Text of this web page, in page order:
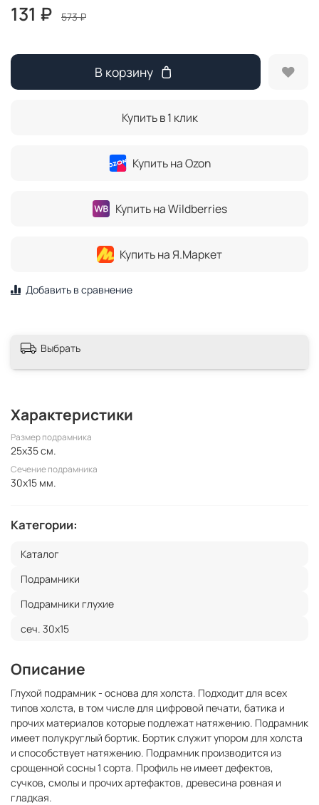
131 ₽ 573 ₽
В корзину
Купить в 1 клик
Купить на Ozon
Купить на Wildberries
Купить на Я.Маркет
Добавить в сравнение
Выбрать
Характеристики
Размер подрамника
25x35 см.
Сечение подрамника
30x15 мм.
Категории:
Каталог
Подрамники
Подрамники глухие
сеч. 30х15
Описание
Глухой подрамник - основа для холста. Подходит для всех
типов холста, в том числе для цифровой печати, батика и
прочих материалов которые подлежат натяжению. Подрамник
имеет полукруглый бортик. Бортик служит упором для холста
и способствует натяжению. Подрамник производится из
срощенной сосны 1 сорта. Профиль не имеет дефектов,
сучков, смолы и прочих артефактов, древесина ровная и
гладкая.